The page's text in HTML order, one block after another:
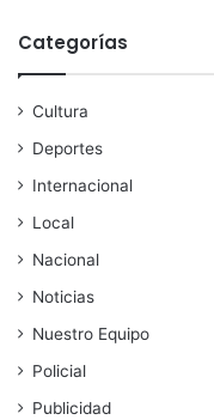
Categorías
Cultura
Deportes
Internacional
Local
Nacional
Noticias
Nuestro Equipo
Policial
Publicidad